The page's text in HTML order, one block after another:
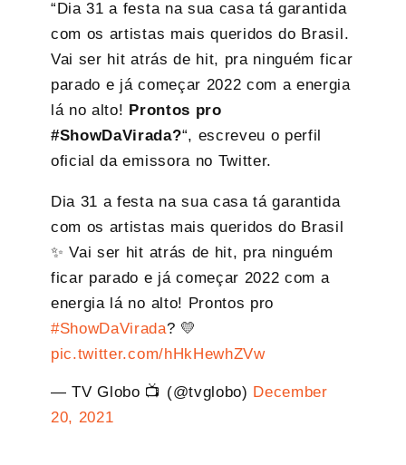
“Dia 31 a festa na sua casa tá garantida
com os artistas mais queridos do Brasil.
Vai ser hit atrás de hit, pra ninguém ficar
parado e já começar 2022 com a energia
lá no alto! Prontos pro
#ShowDaVirada?“, escreveu o perfil
oficial da emissora no Twitter.
Dia 31 a festa na sua casa tá garantida
com os artistas mais queridos do Brasil
✨ Vai ser hit atrás de hit, pra ninguém
ficar parado e já começar 2022 com a
energia lá no alto! Prontos pro
#ShowDaVirada? 💛
pic.twitter.com/hHkHewhZVw
— TV Globo 📺 (@tvglobo) December
20, 2021